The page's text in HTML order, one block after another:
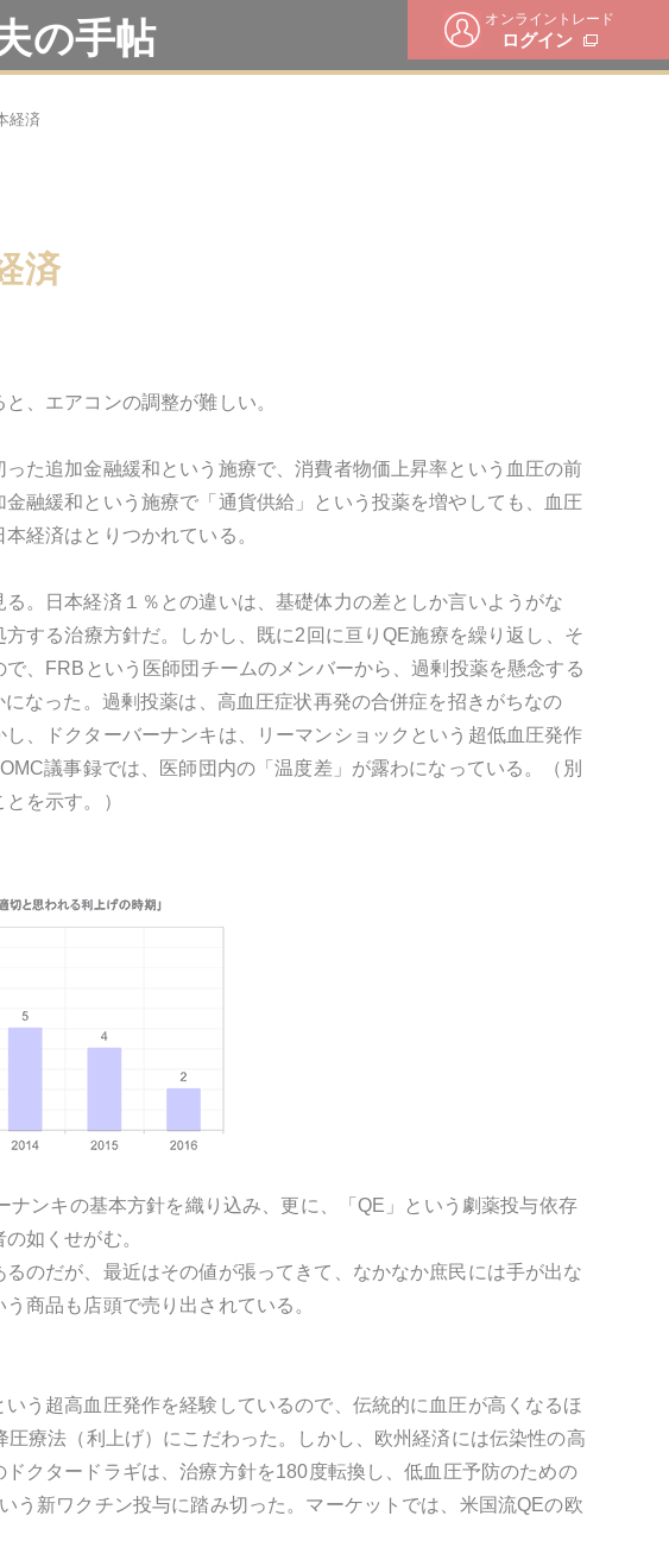
オンライントレード
ログイン
の手帖
経済
済
、エアコンの調整が難しい。
た追加金融緩和という施療で、消費者物価上昇率という血圧の前
融緩和という施療で「通貨供給」という投薬を増やしても、血圧
経済はとりつかれている。
。日本経済１％との違いは、基礎体力の差としか言いようがな
する治療方針だ。しかし、既に2回に亘りQE施療を繰り返し、そ
、FRBという医師団チームのメンバーから、過剰投薬を懸念する
なった。過剰投薬は、高血圧症状再発の合併症を招きがちなの
、ドクターバーナンキは、リーマンショックという超低血圧発作
議事録では、医師団内の「温度差」が露わになっている。（別
を示す。）
ンキの基本方針を織り込み、更に、「QE」という劇薬投与依存
如くせがむ。
のだが、最近はその値が張ってきて、なかなか庶民には手が出な
商品も店頭で売り出されている。
う超高血圧発作を経験しているので、伝統的に血圧が高くなるほ
療法（利上げ）にこだわった。しかし、欧州経済には伝染性の高
クタードラギは、治療方針を180度転換し、低血圧予防のための
う新ワクチン投与に踏み切った。マーケットでは、米国流QEの欧